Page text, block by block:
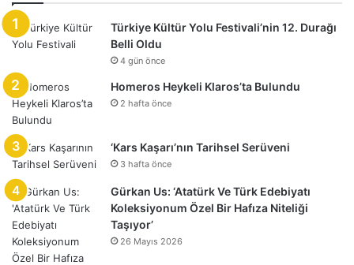
Türkiye Kültür Yolu Festivali’nin 12. Durağı
Belli Oldu
4 gün önce
Homeros Heykeli Klaros’ta Bulundu
2 hafta önce
‘Kars Kaşarı’nın Tarihsel Serüveni
3 hafta önce
Gürkan Us: ‘Atatürk Ve Türk Edebiyatı
Koleksiyonum Özel Bir Hafıza Niteliği
Taşıyor’
26 Mayıs 2026